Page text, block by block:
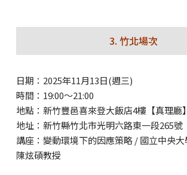
3. 竹北場次
日期：2025年11月13日(週三)
時間：19:00～21:00
地點：新竹豐邑喜來登大飯店4樓【真理廳】
地址：新竹縣竹北市光明六路東一段265號
講座：變動環境下的因應策略 / 國立中央
陳炫碩教授